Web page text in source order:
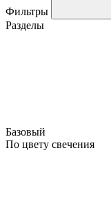
Фильтры
Разделы
Базовый
По цвету свечения